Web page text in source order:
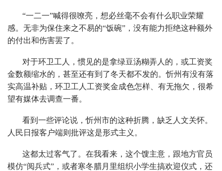
“一二一”喊得很嘹亮，想必丝毫不会有什么职业荣耀
感。无非为保住来之不易的“饭碗”，没有能力拒绝这种额外
的付出和伤害罢了。
对于环卫工人，惯见的是拿绿豆汤糊弄人的，或工资奖
金数额缩水的，甚至还有到了冬天都不发的。忻州有没有落
实高温补贴，环卫工人工资奖金成色怎样、有无拖欠，很希
望有媒体去调查一番。
看到一些评论说，忻州市的这种折腾，缺乏人文关怀。
人民日报客户端则批评这是形式主义。
这都太过客气了。在我看来，这个馊主意，跟地方官员
模仿“阅兵式”，或者寒冬腊月里组织小学生搞欢迎仪式，还